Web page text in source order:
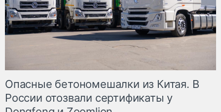
Опасные бетономешалки из Китая. В
России отозвали сертификаты у